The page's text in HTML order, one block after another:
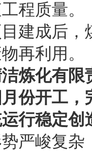
程质量。
建成后
再利用。
炼化有
份开工
行稳定
严峻复